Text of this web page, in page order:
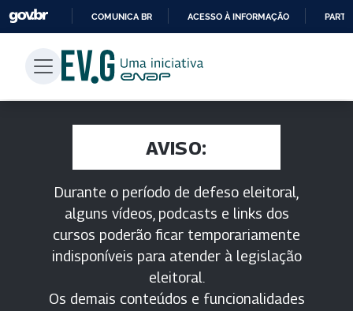
PARA
CONTEÚDO
COMUNICA BR ACESSO À INFORMAÇÃO
AVISO:
Durante o período de defeso eleitoral,
alguns vídeos, podcasts e links dos
cursos poderão ficar temporariamente
indisponíveis para atender à legislação
eleitoral.
Os demais conteúdos e funcionalidades